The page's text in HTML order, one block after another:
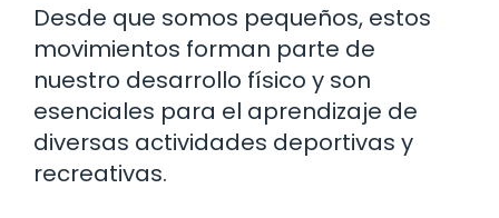
Desde que somos pequeños, estos
movimientos forman parte de
nuestro desarrollo físico y son
esenciales para el aprendizaje de
diversas actividades deportivas y
recreativas.